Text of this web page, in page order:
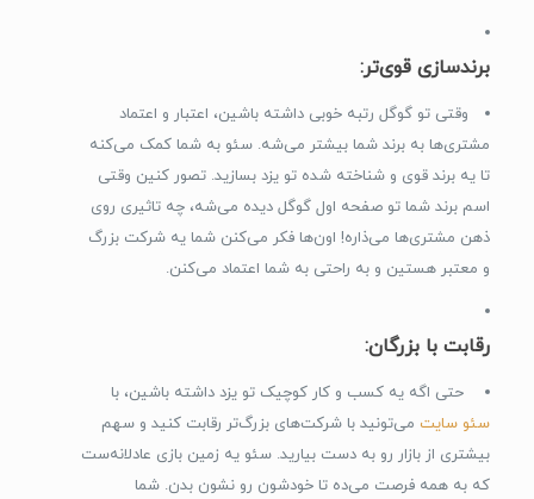
برندسازی قوی‌تر:
وقتی تو گوگل رتبه خوبی داشته باشین، اعتبار و اعتماد
مشتری‌ها به برند شما بیشتر می‌شه. سئو به شما کمک می‌کنه
تا یه برند قوی و شناخته شده تو یزد بسازید. تصور کنین وقتی
اسم برند شما تو صفحه اول گوگل دیده می‌شه، چه تاثیری روی
ذهن مشتری‌ها می‌ذاره! اون‌ها فکر می‌کنن شما یه شرکت بزرگ
و معتبر هستین و به راحتی به شما اعتماد می‌کنن.
رقابت با بزرگان:
حتی اگه یه کسب و کار کوچیک تو یزد داشته باشین، با
سئو سایت می‌تونید با شرکت‌های بزرگ‌تر رقابت کنید و سهم
بیشتری از بازار رو به دست بیارید. سئو یه زمین بازی عادلانه‌ست
که به همه فرصت می‌ده تا خودشون رو نشون بدن. شما